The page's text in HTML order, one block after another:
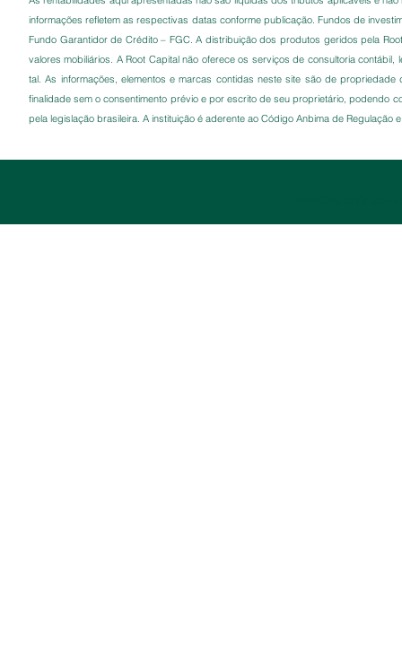
informações refletem as respectivas datas conforme publicação. Fundos de
Fundo Garantidor de Crédito – FGC. A distribuição dos produtos geridos pela
valores mobiliários. A Root Capital não oferece os serviços de consultoria
tal. As informações, elementos e marcas contidas neste site são de
finalidade sem o consentimento prévio e por escrito de seu proprietário, podendo
pela legislação brasileira. A instituição é aderente ao Código Anbima de